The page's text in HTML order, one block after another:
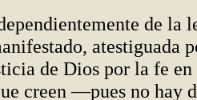
de la
atestiguada
de Dios por la fe en
creen —pues no hay